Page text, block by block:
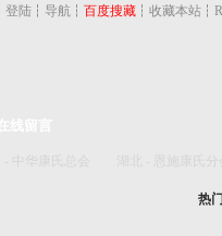
登陆 ┆ 导航 ┆ 百度搜藏 ┆ 收藏本站 ┆
热